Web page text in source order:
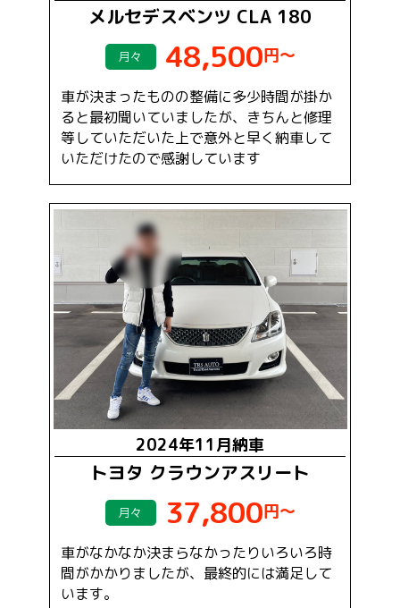
メルセデスベンツ CLA 180
月々 48,500円～
車が決まったものの整備に多少時間が掛か
ると最初聞いていましたが、きちんと修理
等していただいた上で意外と早く納車して
いただけたので感謝しています
2024年11月納車
トヨタ クラウンアスリート
月々 37,800円～
車がなかなか決まらなかったりいろいろ時
間がかかりましたが、最終的には満足して
います。